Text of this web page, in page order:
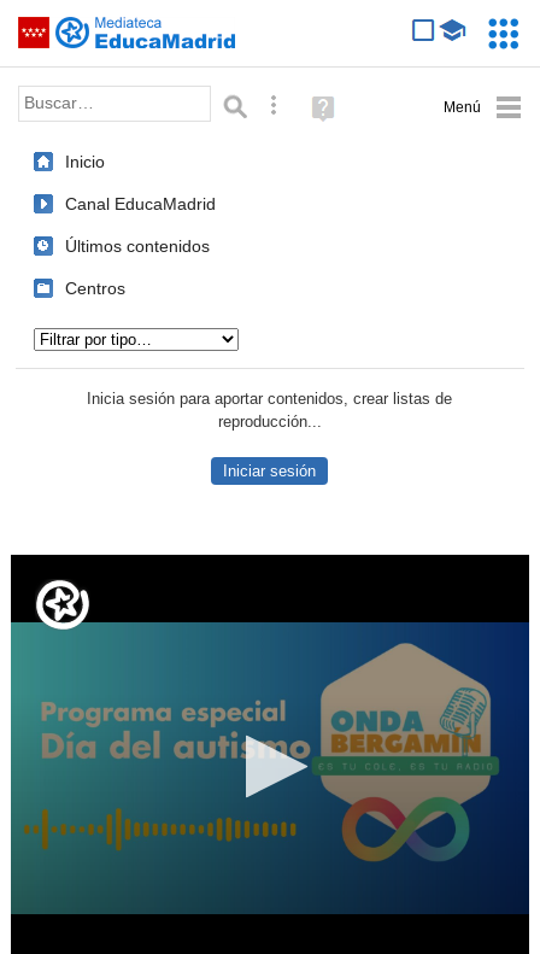
Saltar navegación
Palabra o frase: Búsqueda avanzada
Ayuda
(en
Inicio
Canal EducaMadrid
Últimos contenidos
Centros
Inicia sesión para aportar contenidos, crear listas de
reproducción...
Iniciar sesión